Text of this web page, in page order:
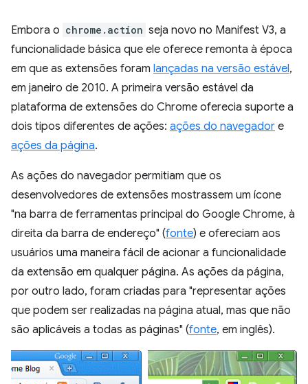
Embora o chrome.action seja novo no Manifest V3, a
funcionalidade básica que ele oferece remonta à época
em que as extensões foram lançadas na versão estável,
em janeiro de 2010. A primeira versão estável da
plataforma de extensões do Chrome oferecia suporte a
dois tipos diferentes de ações: ações do navegador e
ações da página.
As ações do navegador permitiam que os
desenvolvedores de extensões mostrassem um ícone
"na barra de ferramentas principal do Google Chrome, à
direita da barra de endereço" (fonte) e ofereciam aos
usuários uma maneira fácil de acionar a funcionalidade
da extensão em qualquer página. As ações da página,
por outro lado, foram criadas para "representar ações
que podem ser realizadas na página atual, mas que não
são aplicáveis a todas as páginas" (fonte, em inglês).